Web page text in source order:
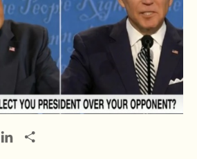
ThreadsLinkedIn